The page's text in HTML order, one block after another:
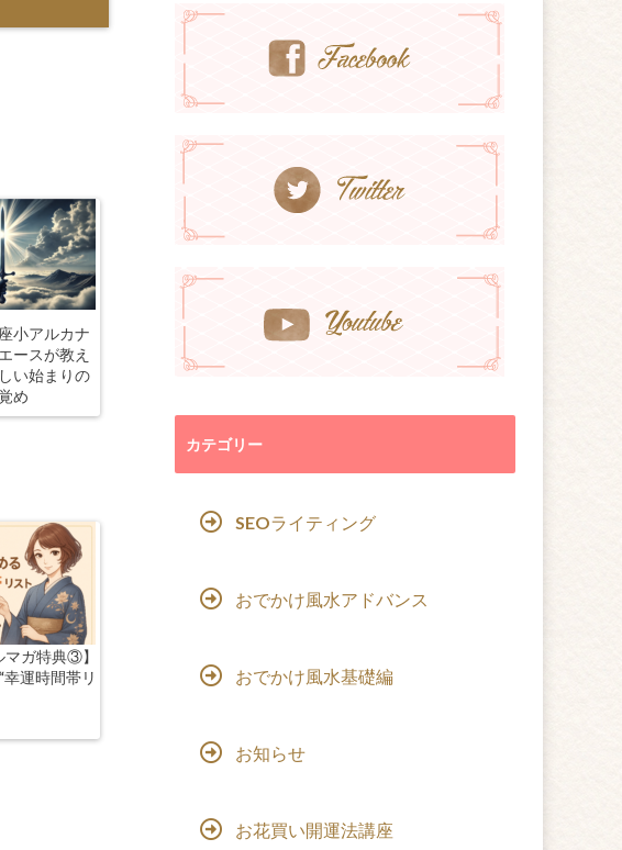
小アルカナ
ースが教え
い始まりの
め
ガ特典③】
運時間帯リ
カテゴリー
SEOライティング
おでかけ風水アドバンス
おでかけ風水基礎編
お知らせ
お花買い開運法講座